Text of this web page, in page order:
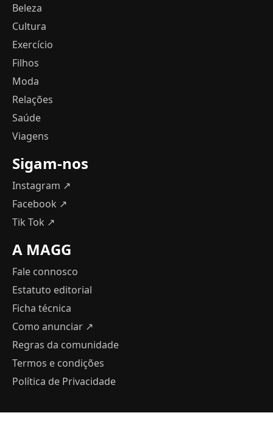
Beleza
Cultura
Exercício
Filhos
Moda
Relações
Saúde
Viagens
Sigam-nos
Instagram ↗
Facebook ↗
Tik Tok ↗
A MAGG
Fale connosco
Estatuto editorial
Ficha técnica
Como anunciar ↗
Regras da comunidade
Termos e condições
Política de Privacidade